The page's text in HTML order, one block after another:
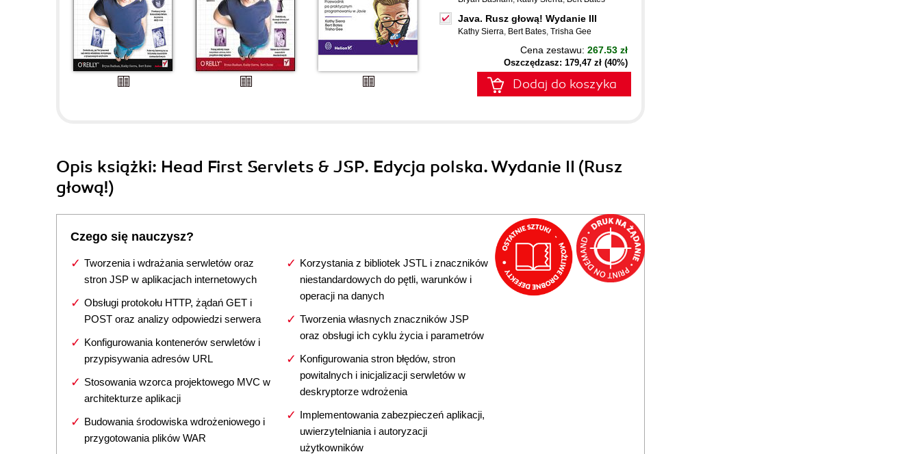
Java. Rusz głową! Wydanie III
Kathy Sierra, Bert Bates, Trisha Gee
Cena zestawu: 267.53 zł
Oszczędzasz: 179,47 zł (40%)
Dodaj do koszyka
Opis książki: Head First Servlets & JSP. Edycja polska. Wydanie II (Rusz
głową!)
Czego się nauczysz?
Tworzenia i wdrażania serwletów oraz
stron JSP w aplikacjach internetowych
Obsługi protokołu HTTP, żądań GET i
POST oraz analizy odpowiedzi serwera
Konfigurowania kontenerów serwletów i
przypisywania adresów URL
Stosowania wzorca projektowego MVC w
architekturze aplikacji
Budowania środowiska wdrożeniowego i
przygotowania plików WAR
Korzystania z bibliotek JSTL i znaczników
niestandardowych do pętli, warunków i
operacji na danych
Tworzenia własnych znaczników JSP
oraz obsługi ich cyklu życia i parametrów
Konfigurowania stron błędów, stron
powitalnych i inicjalizacji serwletów w
deskryptorze wdrożenia
Implementowania zabezpieczeń aplikacji,
uwierzytelniania i autoryzacji
użytkowników